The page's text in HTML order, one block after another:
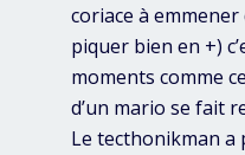
coriace à
piquer bien en +)
moments comme
d’un mario se fait
Le tecthonikman a